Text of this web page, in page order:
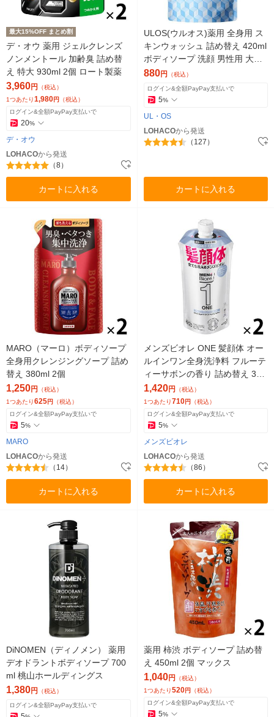
最大15%OFF まとめ割
デ・オウ 薬用 ジェルクレンズ
ノンメントール 加齢臭 詰め替
え 特大 930ml 2個 ロート製薬
3,960円
（税込）
1つあたり1,980円 （税込）
ログイン&全額PayPay支払いで
20%
デ・オウ
LOHACOから発送
（8）
カートに入れる
ULOS(ウルオス)薬用 全身用 ス
キンウォッシュ 詰め替え 420ml
ボディソープ 洗顔 男性用 大塚
製薬
880円 （税込）
ログイン&全額PayPay支払いで
5%
UL・OS
LOHACOから発送
（127）
カートに入れる
MARO（マーロ）ボディソープ
全身用クレンジングソープ 詰め
替え 380ml 2個
1,250円 （税込）
1つあたり625円 （税込）
ログイン&全額PayPay支払いで
5%
MARO
LOHACOから発送
（14）
カートに入れる
メンズビオレ ONE 髪顔体 オー
ルインワン全身洗浄料 フルーテ
ィーサボンの香り 詰め替え 340
ml 2個 全身のケアこれ１本！
1,420円 （税込）
1つあたり710円 （税込）
ログイン&全額PayPay支払いで
5%
メンズビオレ
LOHACOから発送
（86）
カートに入れる
DiNOMEN（ディノメン） 薬用
デオドラントボディソープ 700
ml 桃山ホールディングス
1,380円 （税込）
ログイン&全額PayPay支払いで
薬用 柿渋 ボディソープ 詰め替
え 450ml 2個 マックス
1,040円
（税込）
1つあたり520円 （税込）
ログイン&全額PayPay支払いで
5%